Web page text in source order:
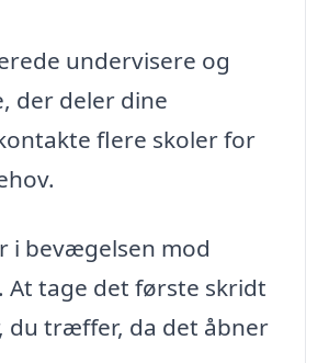
undervisere og
der deler dine
flere skoler for
i bevægelsen mod
At tage det første skridt
du træffer, da det åbner